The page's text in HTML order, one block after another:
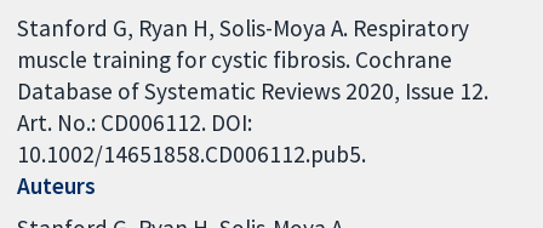
Stanford G, Ryan H, Solis-Moya A. Respiratory
muscle training for cystic fibrosis. Cochrane
Database of Systematic Reviews 2020, Issue 12.
Art. No.: CD006112. DOI:
10.1002/14651858.CD006112.pub5.
Auteurs